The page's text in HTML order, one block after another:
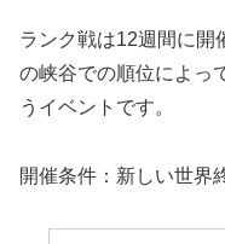
ランク戦は12週間に開
の峡谷での順位によっ
うイベントです。
開催条件：新しい世界